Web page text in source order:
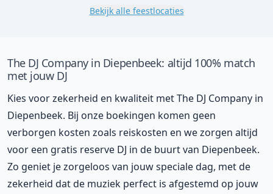
Bekijk alle feestlocaties
The DJ Company in Diepenbeek: altijd 100% match
met jouw DJ
Kies voor zekerheid en kwaliteit met The DJ Company in
Diepenbeek. Bij onze boekingen komen geen
verborgen kosten zoals reiskosten en we zorgen altijd
voor een gratis reserve DJ in de buurt van Diepenbeek.
Zo geniet je zorgeloos van jouw speciale dag, met de
zekerheid dat de muziek perfect is afgestemd op jouw